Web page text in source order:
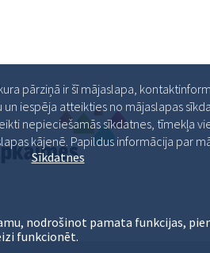
pārziņā ir šī mājaslapa,
iespēja atteikties no mājaslapas
nepieciešamās sīkdatnes, tīmekļa
kājenē. Papildus informācija par
Sīkdatnes
nodrošinot pamata funkcijas,
funkcionēt.